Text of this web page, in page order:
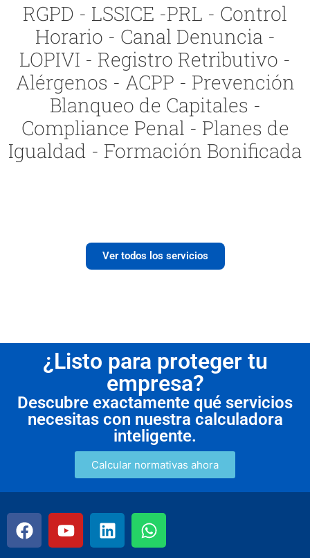
RGPD - LSSICE -PRL - Control
Horario - Canal Denuncia -
LOPIVI - Registro Retributivo -
Alérgenos - ACPP - Prevención
Blanqueo de Capitales -
Compliance Penal - Planes de
Igualdad - Formación Bonificada
Ver todos los servicios
¿Listo para proteger tu
empresa?
Descubre exactamente qué servicios
necesitas con nuestra calculadora
inteligente.
Calcular normativas ahora